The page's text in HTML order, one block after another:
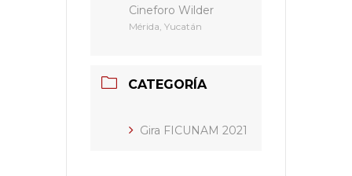
Cineforo Wilder
Mérida, Yucatán
CATEGORÍA
Gira FICUNAM 2021